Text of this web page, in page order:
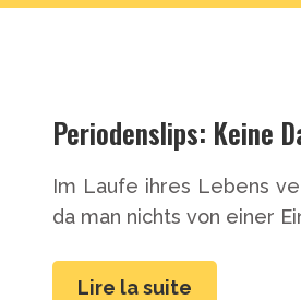
Periodenslips: Keine
Im Laufe ihres Lebens
da man nichts von einer
Lire la suite